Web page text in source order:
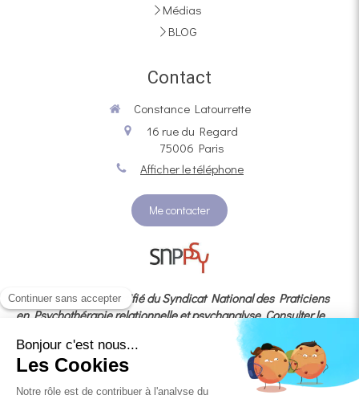
Médias
BLOG
Contact
Constance Latourrette
16 rue du Regard
75006 Paris
Afficher le téléphone
Me contacter
Membre adhérent certifié du Syndicat National des Praticiens
en Psychothérapie relationnelle et psychanalyseConsulter le
En cas de litige, vous avez la possibilité de recourir au
médiateur agrééMÉDIATION
CONSOMMATION DEVELOPPEMENT dédié à la médiation de la